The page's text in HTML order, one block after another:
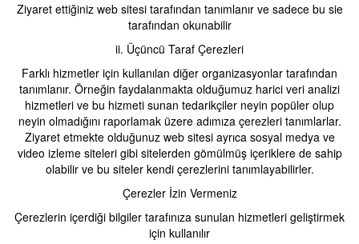
Ziyaret ettiğiniz web sitesi tarafından tanımlanır ve sadece bu sie
tarafından okunabilir
ii. Üçüncü Taraf Çerezleri
Farklı hizmetler için kullanılan diğer organizasyonlar tarafından
tanımlanır. Örneğin faydalanmakta olduğumuz harici veri analizi
hizmetleri ve bu hizmeti sunan tedarikçiler neyin popüler olup
neyin olmadığını raporlamak üzere adımıza çerezleri tanımlarlar.
Ziyaret etmekte olduğunuz web sitesi ayrıca sosyal medya ve
video izleme siteleri gibi sitelerden gömülmüş içeriklere de sahip
olabilir ve bu siteler kendi çerezlerini tanımlayabilirler.
Çerezler İzin Vermeniz
Çerezlerin içerdiği bilgiler tarafınıza sunulan hizmetleri geliştirmek
için kullanılır